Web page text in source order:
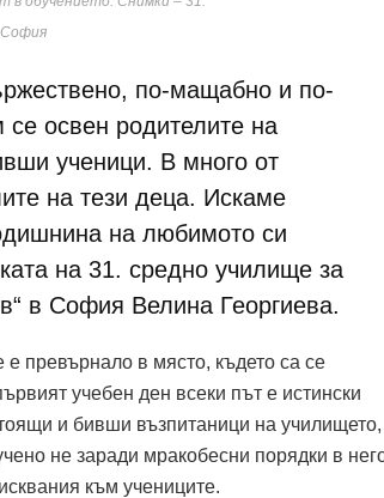
София
по-мащабно и по-
освен родителите на
ученици. В много от
на тези деца. Искаме
на любимото си
на 31. средно училище за
в София Велина Георгиева.
превърнало в място, където са се
учебен ден всеки път е истински
и бивши възпитаници на училището,
не заради мракобесни порядки в
към учениците.